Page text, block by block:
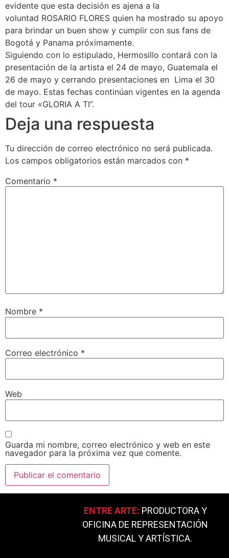
evidente que esta decisión es ajena a la
voluntad ROSARIO FLORES quien ha mostrado su apoyo
para brindar un buen show y cumplir con sus fans de
Bogotá y Panama próximamente.
Siguiendo con lo estipulado, Hermosillo contará con la
presentación de la artista el 24 de mayo, Guatemala el
26 de mayo y cerrando presentaciones en Lima el 30
de mayo. Estas fechas continúan vigentes en la agenda
del tour «GLORIA A TI”.
Deja una respuesta
Tu dirección de correo electrónico no será publicada.
Los campos obligatorios están marcados con *
Comentario *
Nombre *
Correo electrónico *
Web
Guarda mi nombre, correo electrónico y web en este
navegador para la próxima vez que comente.
ENTRE ARTE: PRODUCTORA Y
OFICINA DE REPRESENTACIÓN
MUSICAL Y ARTÍSTICA.